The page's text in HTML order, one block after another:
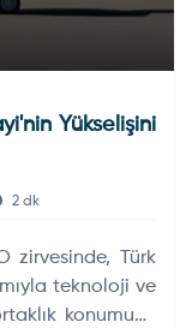
Yükselişini
2 dk
zirvesinde, Türk
teknoloji ve
konumunu
231
226